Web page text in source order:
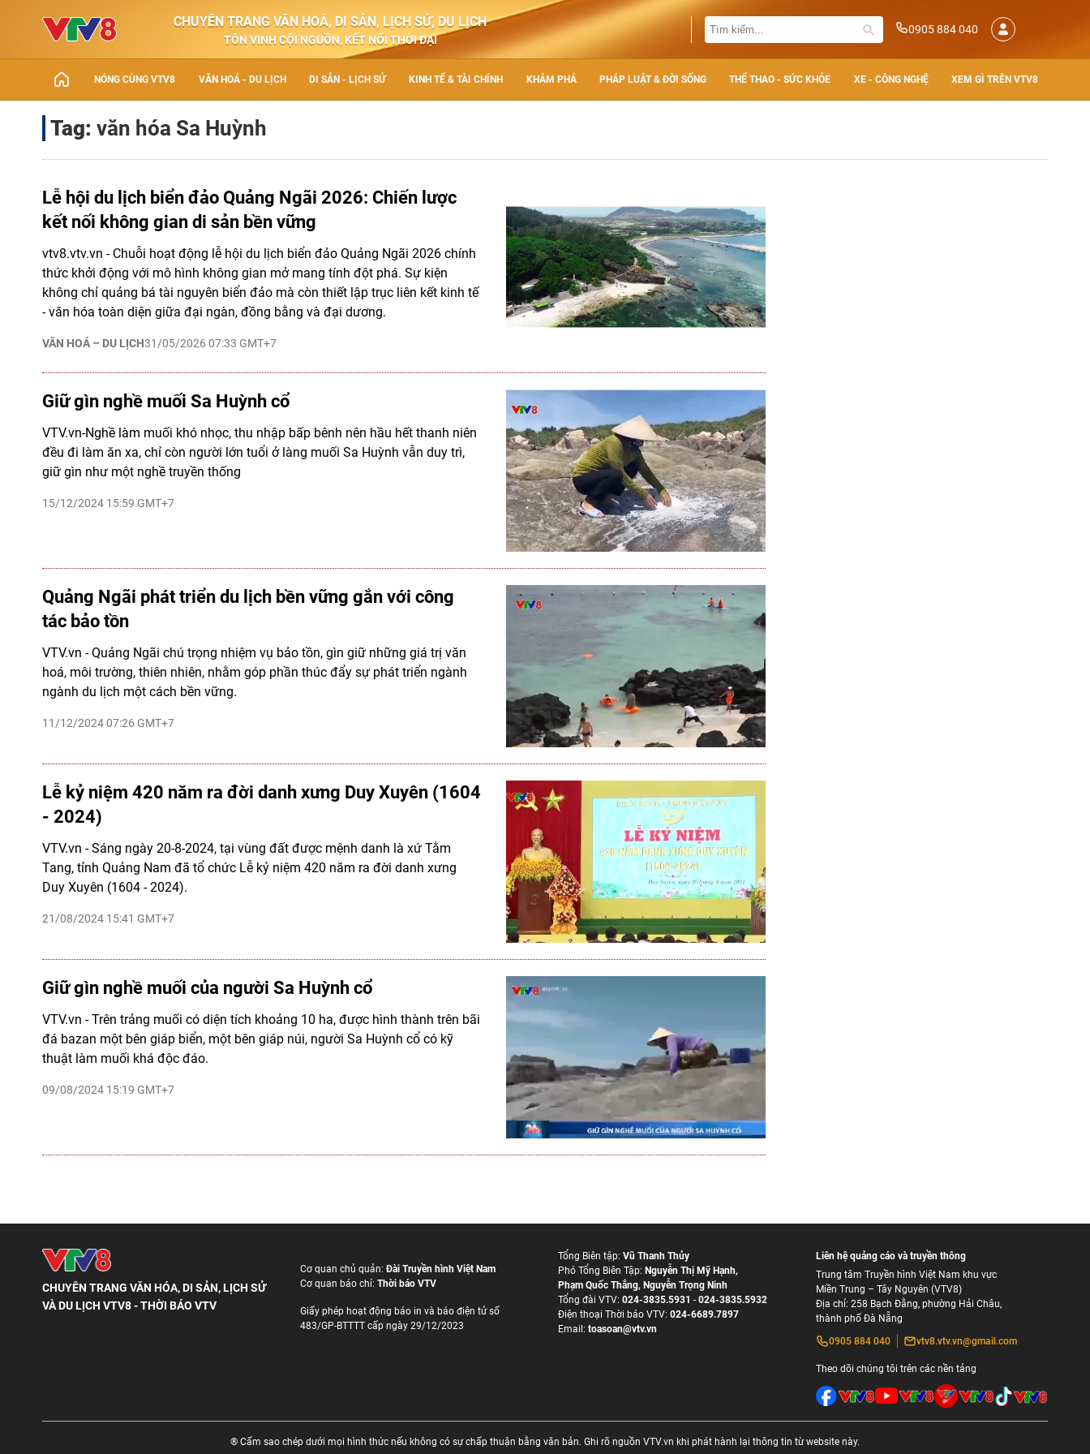
CHUYÊN TRANG VĂN HOÁ, DI SẢN, LỊCH SỬ, DU LỊCH
TÔN VINH CỘI NGUỒN, KẾT NỐI THỜI ĐẠI
0905 884 040
NÓNG CÙNG VTV8 VĂN HOÁ - DU LỊCH DI SẢN - LỊCH SỬ KINH TẾ & TÀI CHÍNH KHÁM PHÁ PHÁP LUẬT & ĐỜI SỐNG THỂ THAO - SỨC KHỎE XE - CÔNG NGHỆ XEM GÌ TRÊN VTV8
Tag: văn hóa Sa Huỳnh
Lễ hội du lịch biển đảo Quảng Ngãi 2026: Chiến lược
kết nối không gian di sản bền vững
VĂN HOÁ – DU LỊCH31/05/2026 07:33 GMT+7
vtv8.vtv.vn - Chuỗi hoạt động lễ hội du lịch biển đảo Quảng Ngãi 2026 chính
thức khởi động với mô hình không gian mở mang tính đột phá. Sự kiện
không chỉ quảng bá tài nguyên biển đảo mà còn thiết lập trục liên kết kinh tế
- văn hóa toàn diện giữa đại ngàn, đồng bằng và đại dương.
Giữ gìn nghề muối Sa Huỳnh cổ
15/12/2024 15:59 GMT+7
VTV.vn-Nghề làm muối khó nhọc, thu nhập bấp bênh nên hầu hết thanh niên
đều đi làm ăn xa, chỉ còn người lớn tuổi ở làng muối Sa Huỳnh vẫn duy trì,
giữ gìn như một nghề truyền thống
Quảng Ngãi phát triển du lịch bền vững gắn với công
tác bảo tồn
11/12/2024 07:26 GMT+7
VTV.vn - Quảng Ngãi chú trọng nhiệm vụ bảo tồn, gìn giữ những giá trị văn
hoá, môi trường, thiên nhiên, nhằm góp phần thúc đẩy sự phát triển ngành
ngành du lịch một cách bền vững.
Lễ kỷ niệm 420 năm ra đời danh xưng Duy Xuyên (1604
- 2024)
21/08/2024 15:41 GMT+7
VTV.vn - Sáng ngày 20-8-2024, tại vùng đất được mệnh danh là xứ Tằm
Tang, tỉnh Quảng Nam đã tổ chức Lễ kỷ niệm 420 năm ra đời danh xưng
Duy Xuyên (1604 - 2024).
Giữ gìn nghề muối của người Sa Huỳnh cổ
09/08/2024 15:19 GMT+7
VTV.vn - Trên trảng muối có diện tích khoảng 10 ha, được hình thành trên bãi
đá bazan một bên giáp biển, một bên giáp núi, người Sa Huỳnh cổ có kỹ
thuật làm muối khá độc đáo.
CHUYÊN TRANG VĂN HÓA, DI SẢN, LỊCH SỬ
VÀ DU LỊCH VTV8 - THỜI BÁO VTV
Cơ quan chủ quản:Đài Truyền hình Việt Nam
Cơ quan báo chí: Thời báo VTV
Giấy phép hoạt động báo in và báo điện tử số
483/GP-BTTTT cấp ngày 29/12/2023
Tổng Biên tập: Vũ Thanh Thủy
Phó Tổng Biên Tập: Nguyễn Thị Mỹ Hạnh,
Phạm Quốc Thắng, Nguyễn Trọng Ninh
Tổng đài VTV: 024-3835.5931 - 024-3835.5932
Ðiện thoại Thời báo VTV: 024-6689.7897
Email: toasoan@vtv.vn
Liên hệ quảng cáo và truyền thông
Trung tâm Truyền hình Việt Nam khu vực
Miền Trung – Tây Nguyên (VTV8)
Địa chỉ: 258 Bạch Đằng, phường Hải Châu,
thành phố Đà Nẵng
0905 884 040
vtv8.vtv.vn@gmail.com
Theo dõi chúng tôi trên các nền tảng
® Cấm sao chép dưới mọi hình thức nếu không có sự chấp thuận bằng văn bản. Ghi rõ nguồn VTV.vn khi phát hành lại thông tin từ website này.